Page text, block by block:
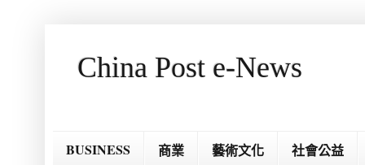
China Post e-News
BUSINESS 商業 藝術文化 社會公益